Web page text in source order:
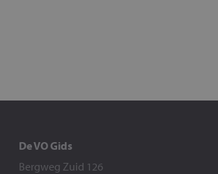
De VO Gids
Bergweg Zuid 126